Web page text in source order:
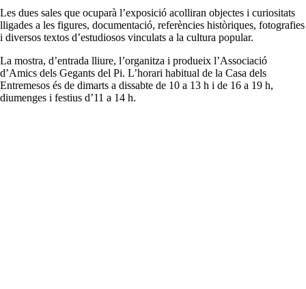
Les dues sales que ocuparà l’exposició acolliran objectes i curiositats
lligades a les figures, documentació, referències històriques, fotografies
i diversos textos d’estudiosos vinculats a la cultura popular.
La mostra, d’entrada lliure, l’organitza i produeix l’Associació
d’Amics dels Gegants del Pi. L’horari habitual de la Casa dels
Entremesos és de dimarts a dissabte de 10 a 13 h i de 16 a 19 h,
diumenges i festius d’11 a 14 h.